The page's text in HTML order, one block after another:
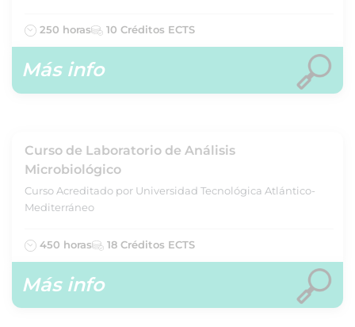
250 horas 10 Créditos ECTS
Más info
Curso de Laboratorio de Análisis
Microbiológico
Curso Acreditado por Universidad Tecnológica Atlántico-
Mediterráneo
450 horas 18 Créditos ECTS
Más info